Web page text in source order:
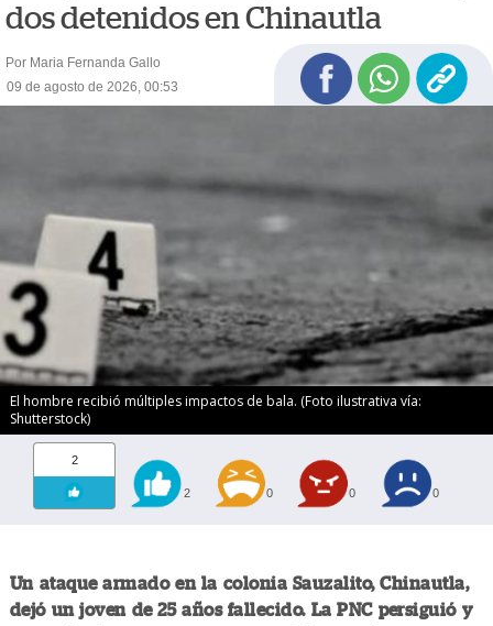
dos detenidos en Chinautla
Por Maria Fernanda Gallo
09 de agosto de 2026, 00:53
El hombre recibió múltiples impactos de bala. (Foto ilustrativa vía:
Shutterstock)
2
2 0 0 0
Un ataque armado en la colonia Sauzalito, Chinautla,
dejó un joven de 25 años fallecido. La PNC persiguió y